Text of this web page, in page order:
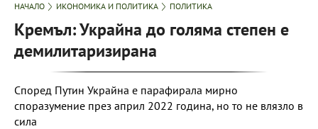
НАЧАЛО ИКОНОМИКА И ПОЛИТИКА ПОЛИТИКА
Кремъл: Украйна до голяма степен е
демилитаризирана
Според Путин Украйна е парафирала мирно
споразумение през април 2022 година, но то не влязло в
сила